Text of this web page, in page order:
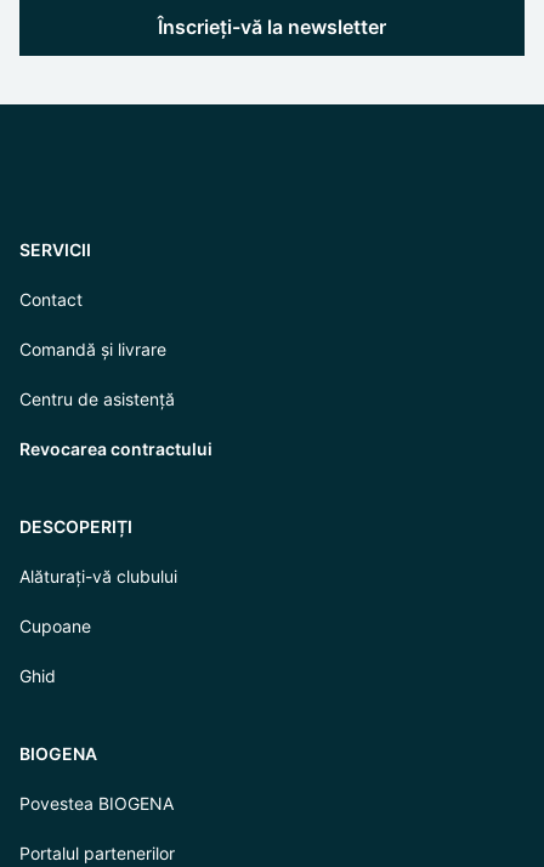
Înscrieți-vă la newsletter
SERVICII
Contact
Comandă și livrare
Centru de asistență
Revocarea contractului
DESCOPERIȚI
Alăturați-vă clubului
Cupoane
Ghid
BIOGENA
Povestea BIOGENA
Portalul partenerilor